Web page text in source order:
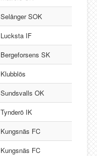
Selånger SOK
Lucksta IF
Bergeforsens SK
Klubblös
Sundsvalls OK
Tynderö IK
Kungsnäs FC
Kungsnäs FC